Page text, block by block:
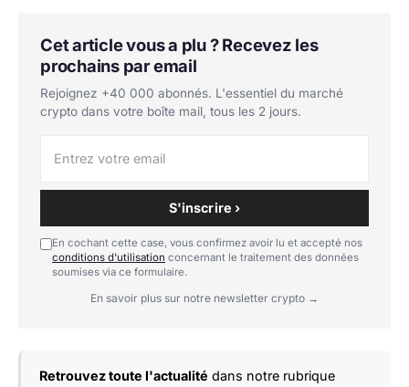
Cet article vous a plu ? Recevez les
prochains par email
Rejoignez +40 000 abonnés. L'essentiel du marché
crypto dans votre boîte mail, tous les 2 jours.
S'inscrire ›
En cochant cette case, vous confirmez avoir lu et accepté nos
conditions d'utilisation concernant le traitement des données
soumises via ce formulaire.
En savoir plus sur notre newsletter crypto →
Retrouvez toute l'actualité dans notre rubrique